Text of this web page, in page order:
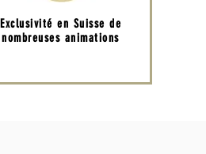
Exclusivité en Suisse de
nombreuses animations